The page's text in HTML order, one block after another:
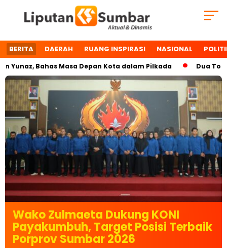
BERITA DAERAH RUANG INSPIRASI NASIONAL
Bahas Masa Depan Kota dalam Pilkada Dua Tokoh
Wako Zulmaeta Dukung KONI
Payakumbuh, Target Posisi Terbaik
Porprov Sumbar 2026